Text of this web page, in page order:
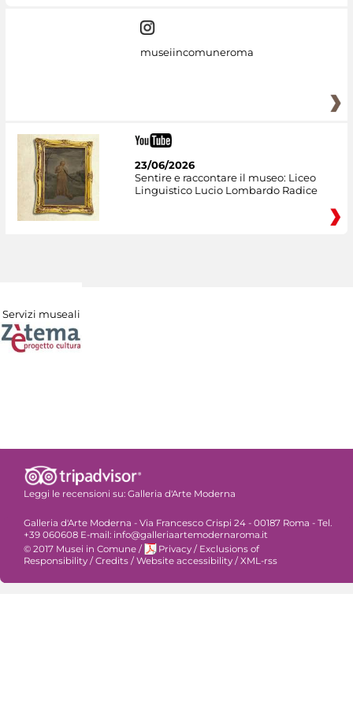
museiincomuneroma
23/06/2026
Sentire e raccontare il museo: Liceo
Linguistico Lucio Lombardo Radice
Servizi museali
Leggi le recensioni su: Galleria d'Arte Moderna
Galleria d'Arte Moderna - Via Francesco Crispi 24 - 00187 Roma - Tel.
+39 060608 E-mail: info@galleriaartemodernaroma.it
© 2017 Musei in Comune / Privacy / Exclusions of
Responsibility / Credits / Website accessibility / XML-rss